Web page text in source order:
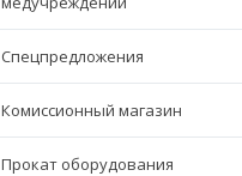
Спецпредложения
Комиссионный магазин
Прокат оборудования